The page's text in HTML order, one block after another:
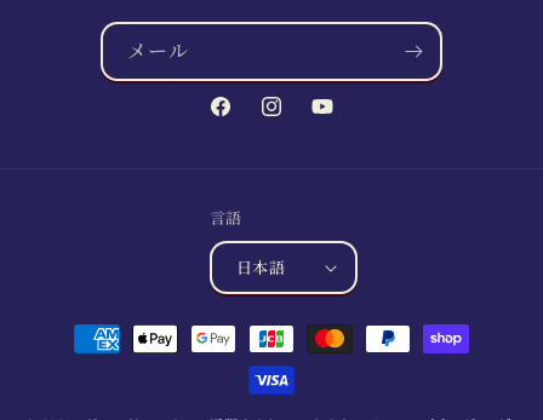
メール
FacebookInstagramYouTube
言語
日本語